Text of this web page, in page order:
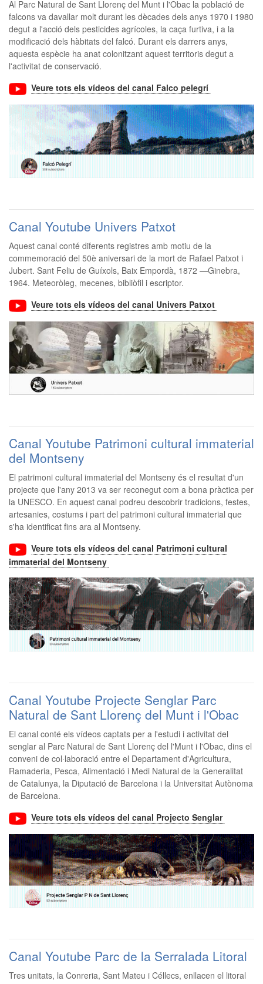
Al Parc Natural de Sant Llorenç del Munt i l'Obac la població de
falcons va davallar molt durant les dècades dels anys 1970 i 1980
degut a l'acció dels pesticides agrícoles, la caça furtiva, i a la
modificació dels hàbitats del falcó. Durant els darrers anys,
aquesta espècie ha anat colonitzant aquest territoris degut a
l'activitat de conservació.
Veure tots els vídeos del canal Falco pelegrí
Canal Youtube Univers Patxot
Aquest canal conté diferents registres amb motiu de la
commemoració del 50è aniversari de la mort de Rafael Patxot i
Jubert. Sant Feliu de Guíxols, Baix Empordà, 1872 —Ginebra,
1964. Meteoròleg, mecenes, bibliòfil i escriptor.
Veure tots els vídeos del canal Univers Patxot
Canal Youtube Patrimoni cultural immaterial
del Montseny
El patrimoni cultural immaterial del Montseny és el resultat d'un
projecte que l'any 2013 va ser reconegut com a bona pràctica per
la UNESCO. En aquest canal podreu descobrir tradicions, festes,
artesanies, costums i part del patrimoni cultural immaterial que
s'ha identificat fins ara al Montseny.
Veure tots els vídeos del canal Patrimoni cultural
immaterial del Montseny
Canal Youtube Projecte Senglar Parc
Natural de Sant Llorenç del Munt i l'Obac
El canal conté els vídeos captats per a l'estudi i activitat del
senglar al Parc Natural de Sant Llorenç del l'Munt i l'Obac, dins el
conveni de col·laboració entre el Departament d'Agricultura,
Ramaderia, Pesca, Alimentació i Medi Natural de la Generalitat
de Catalunya, la Diputació de Barcelona i la Universitat Autònoma
de Barcelona.
Veure tots els vídeos del canal Projecto Senglar
Canal Youtube Parc de la Serralada Litoral
Tres unitats, la Conreria, Sant Mateu i Céllecs, enllacen el litoral